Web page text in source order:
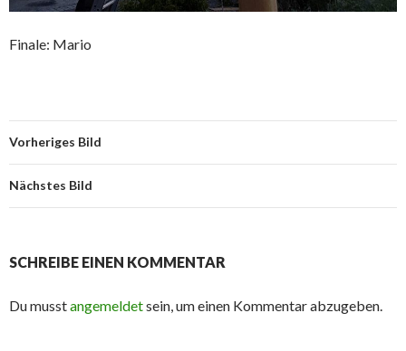
Finale: Mario
Vorheriges Bild
Nächstes Bild
SCHREIBE EINEN KOMMENTAR
Du musstangemeldetsein, um einen Kommentar abzugeben.